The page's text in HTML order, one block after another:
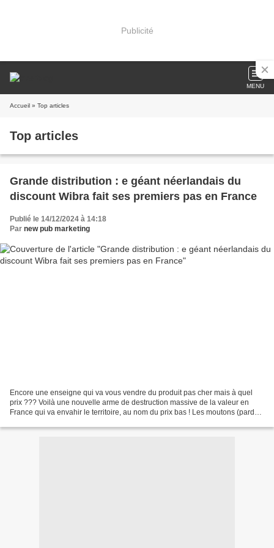
Publicité
MENU
Accueil » Top articles
Top articles
Grande distribution : e géant néerlandais du
discount Wibra fait ses premiers pas en France
Publié le 14/12/2024 à 14:18
Par new pub marketing
Encore une enseigne qui va vous vendre du produit pas cher mais à quel
prix ??? Voilà une nouvelle arme de destruction massive de la valeur en
France qui va envahir le territoire, au nom du prix bas ! Les moutons (pardon